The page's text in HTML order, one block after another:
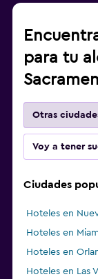
para tu
Otras
Voy a tener
Ciudades
Hoteles en
Hoteles en
Hoteles en
Hoteles en Las